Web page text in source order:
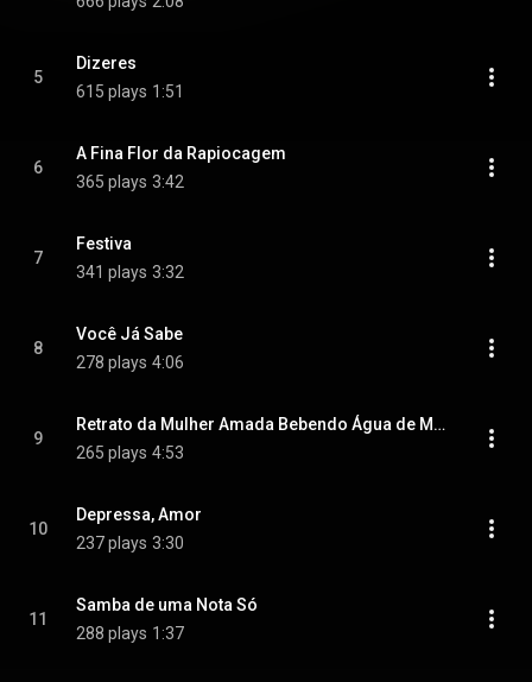
5
Dizeres
615 plays 1:51
6
A Fina Flor da Rapiocagem
365 plays 3:42
7
Festiva
341 plays 3:32
8
Você Já Sabe
278 plays 4:06
9
Retrato da Mulher Amada Bebendo Água de Madrugada
265 plays 4:53
10
Depressa, Amor
237 plays 3:30
11
Samba de uma Nota Só
288 plays 1:37